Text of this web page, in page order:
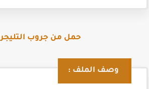
حمل من جروب التليجرام
وصف الملف :